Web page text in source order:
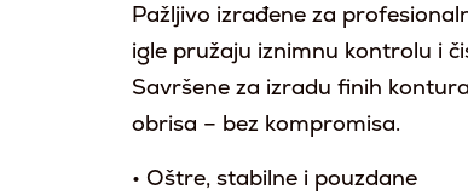
Pažljivo izrađene za
igle pružaju iznimnu kontrolu i
Savršene za izradu finih
obrisa – bez kompromisa.
• Oštre, stabilne i pouzdane